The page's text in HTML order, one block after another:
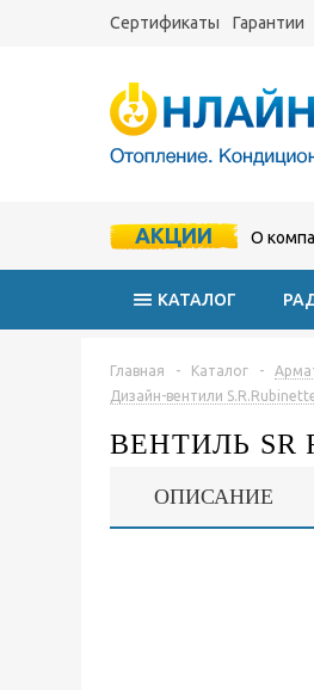
Сертификаты Гарантии
АКЦИИ О
КАТАЛОГ
Главная - Каталог -
Дизайн-вентили
ВЕНТИЛЬ SR
ОПИСАНИЕ